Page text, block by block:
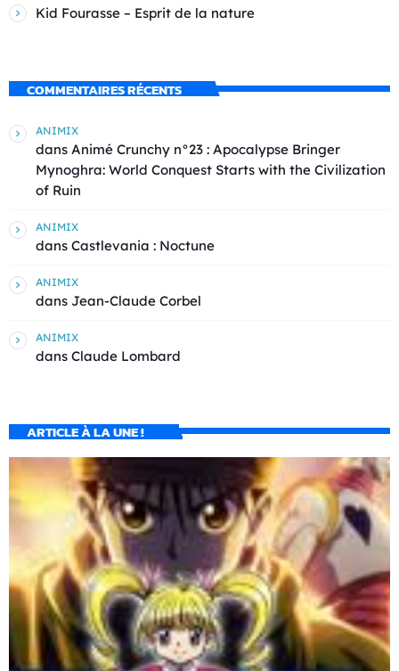
Kid Fourasse – Esprit de la nature
COMMENTAIRES RÉCENTS
ANIMIX
dans Animé Crunchy n°23 : Apocalypse Bringer
Mynoghra: World Conquest Starts with the Civilization
of Ruin
ANIMIX
dans Castlevania : Noctune
ANIMIX
dans Jean-Claude Corbel
ANIMIX
dans Claude Lombard
ARTICLE À LA UNE !